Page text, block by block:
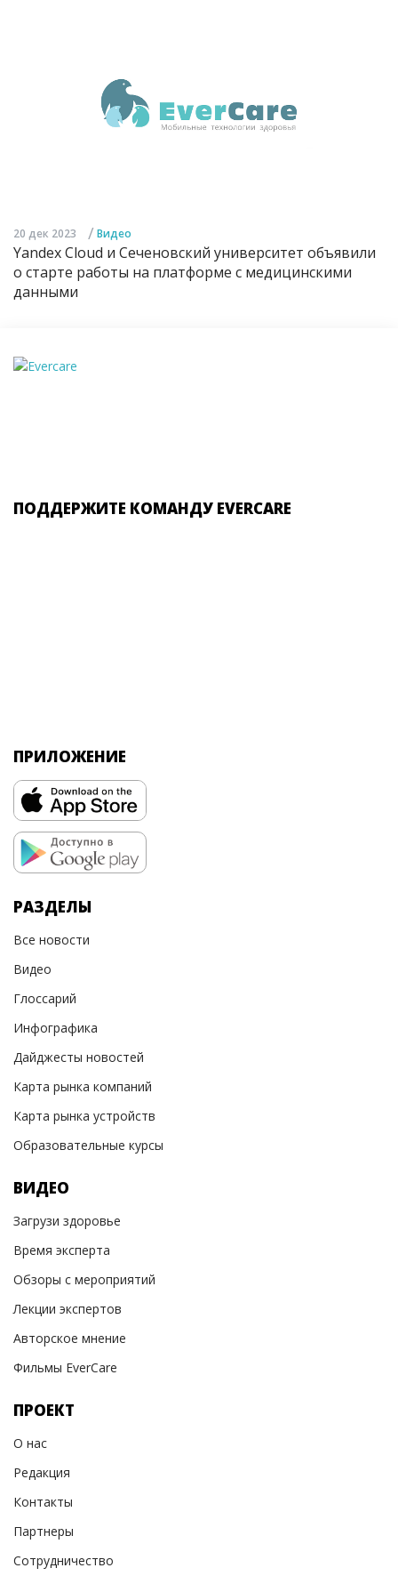
20 дек 2023 / Видео
Yandex Cloud и Сеченовский университет объявили
о старте работы на платформе с медицинскими
данными
ПОДДЕРЖИТЕ КОМАНДУ EVERCARE
ПРИЛОЖЕНИЕ
РАЗДЕЛЫ
Все новости
Видео
Глоссарий
Инфографика
Дайджесты новостей
Карта рынка компаний
Карта рынка устройств
Образовательные курсы
ВИДЕО
Загрузи здоровье
Время эксперта
Обзоры с мероприятий
Лекции экспертов
Авторское мнение
Фильмы EverCare
ПРОЕКТ
О нас
Редакция
Контакты
Партнеры
Сотрудничество